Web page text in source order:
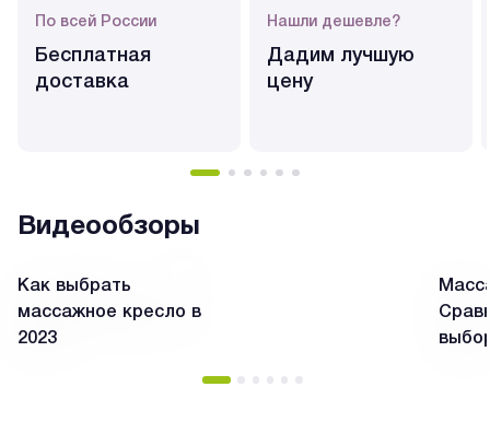
По всей России
Бесплатная
доставка
Нашли дешевле?
Дадим лучшую
цену
Видеообзоры
Как выбрать
массажное кресло в
2023